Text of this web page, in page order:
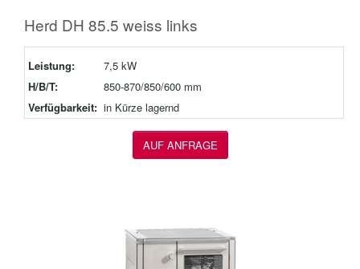
Herd DH 85.5 weiss links
Leistung:
7,5 kW
H/B/T:
850-870/850/600 mm
Verfügbarkeit: in Kürze lagernd
AUF ANFRAGE